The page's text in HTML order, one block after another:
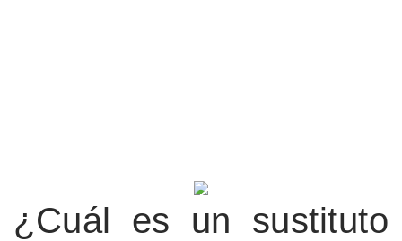
¿Cuál es un sustituto